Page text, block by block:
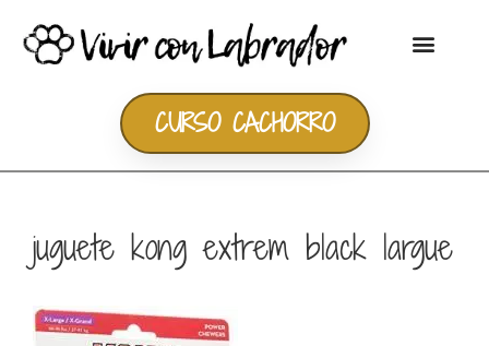
CURSO CACHORRO
juguete kong extrem black largue